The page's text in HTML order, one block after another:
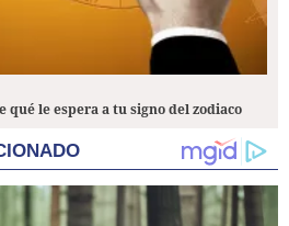
qué le espera a tu signo del zodiaco